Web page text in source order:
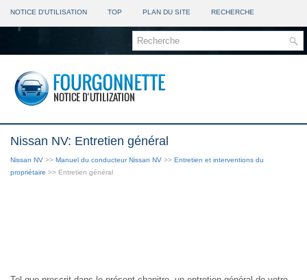
NOTICE D'UTILISATION TOP PLAN DU SITE RECHERCHE
Nissan NV: Entretien général
Nissan NV >> Manuel du conducteur Nissan NV >> Entretien et interventions du
propriétaire >> Entretien général